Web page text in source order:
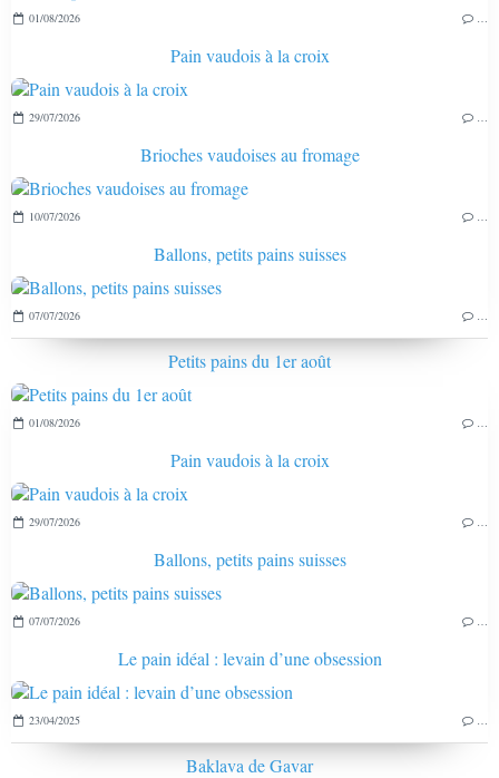
01/08/2026
Pain vaudois à la croix
29/07/2026
Brioches vaudoises au fromage
10/07/2026
Ballons, petits pains suisses
07/07/2026
Petits pains du 1er août
01/08/2026
Pain vaudois à la croix
29/07/2026
Ballons, petits pains suisses
07/07/2026
Le pain idéal : levain d’une obsession
23/04/2025
Baklava de Gavar